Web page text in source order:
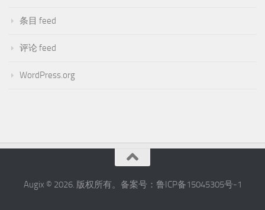
条目 feed
评论 feed
WordPress.org
Augix © 2026. 版权所有。备案号：鲁ICP备15045305号-1